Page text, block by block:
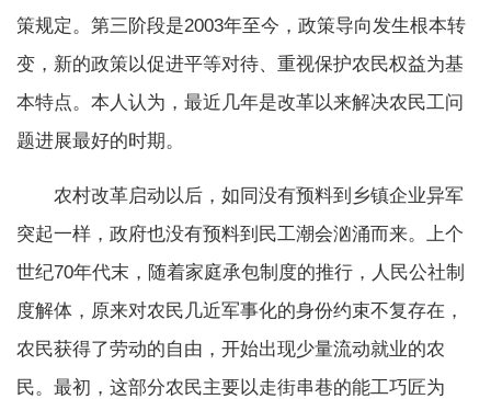
策规定。第三阶段是2003年至今，政策导向发生根本转
变，新的政策以促进平等对待、重视保护农民权益为基
本特点。本人认为，最近几年是改革以来解决农民工问
题进展最好的时期。
农村改革启动以后，如同没有预料到乡镇企业异军
突起一样，政府也没有预料到民工潮会汹涌而来。上个
世纪70年代末，随着家庭承包制度的推行，人民公社制
度解体，原来对农民几近军事化的身份约束不复存在，
农民获得了劳动的自由，开始出现少量流动就业的农
民。最初，这部分农民主要以走街串巷的能工巧匠为